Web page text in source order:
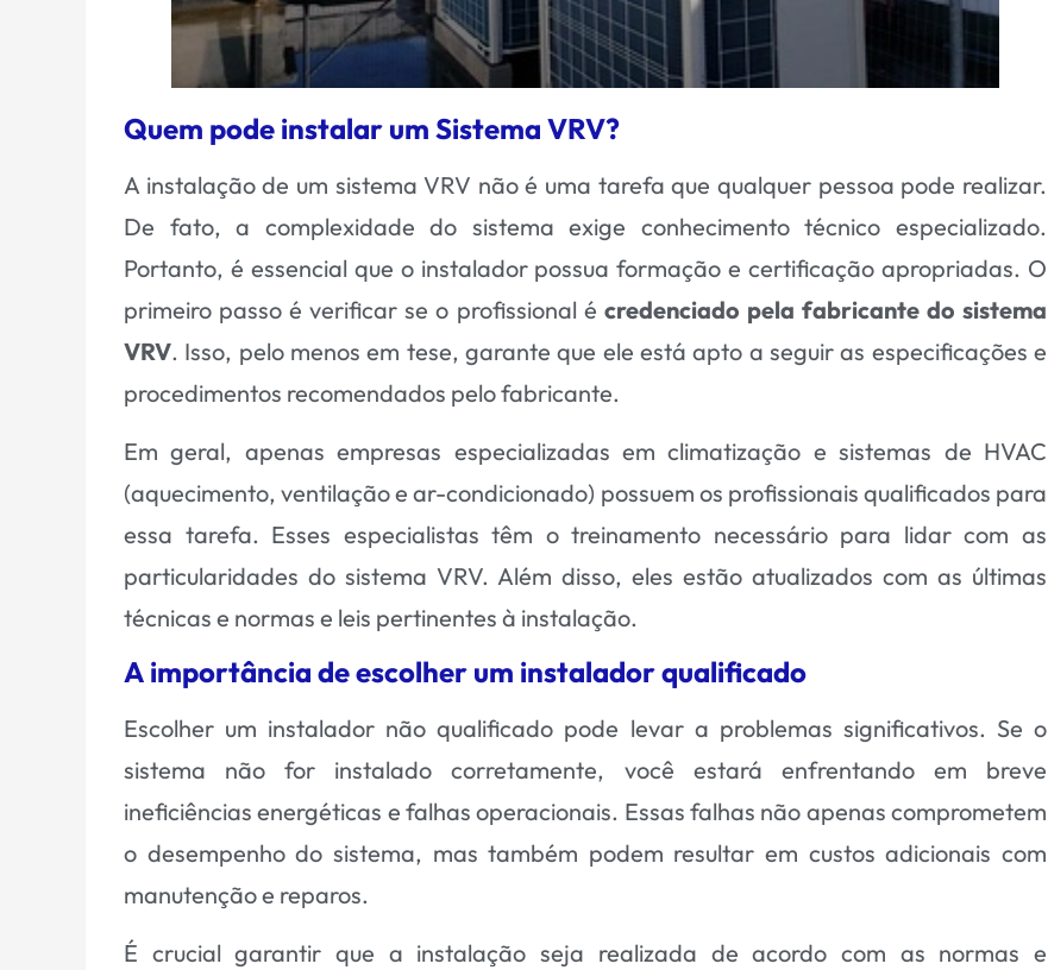
Quem pode instalar um Sistema VRV?
A instalação de um sistema VRV não é uma tarefa que qualquer pessoa pode realizar.
De fato, a complexidade do sistema exige conhecimento técnico especializado.
Portanto, é essencial que o instalador possua formação e certificação apropriadas. O
primeiro passo é verificar se o profissional é credenciado pela fabricante do sistema
VRV. Isso, pelo menos em tese, garante que ele está apto a seguir as especificações e
procedimentos recomendados pelo fabricante.
Em geral, apenas empresas especializadas em climatização e sistemas de HVAC
(aquecimento, ventilação e ar-condicionado) possuem os profissionais qualificados para
essa tarefa. Esses especialistas têm o treinamento necessário para lidar com as
particularidades do sistema VRV. Além disso, eles estão atualizados com as últimas
técnicas e normas e leis pertinentes à instalação.
A importância de escolher um instalador qualificado
Escolher um instalador não qualificado pode levar a problemas significativos. Se o
sistema não for instalado corretamente, você estará enfrentando em breve
ineficiências energéticas e falhas operacionais. Essas falhas não apenas comprometem
o desempenho do sistema, mas também podem resultar em custos adicionais com
manutenção e reparos.
É crucial garantir que a instalação seja realizada de acordo com as normas e